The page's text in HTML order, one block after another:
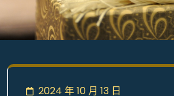
2024 年 10 月 13 日